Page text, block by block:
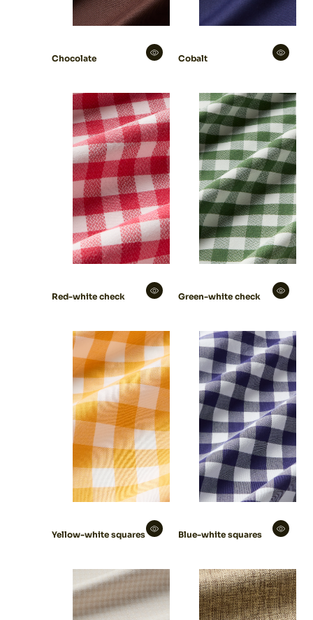
Chocolate Cobalt
Red-white check Green-white check
Yellow-white squares Blue-white squares